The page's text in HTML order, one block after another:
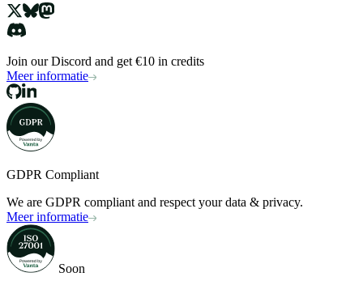
Join our Discord and get €10 in credits
Meer informatie
GDPR Compliant
We are GDPR compliant and respect your data & privacy.
Meer informatie
Soon